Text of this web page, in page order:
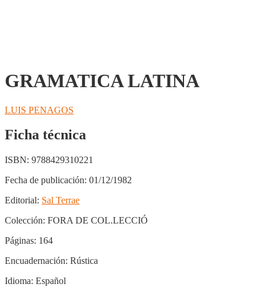
GRAMATICA LATINA
LUIS PENAGOS
Ficha técnica
ISBN: 9788429310221
Fecha de publicación: 01/12/1982
Editorial: Sal Terrae
Colección: FORA DE COL.LECCIÓ
Páginas: 164
Encuadernación: Rústica
Idioma: Español